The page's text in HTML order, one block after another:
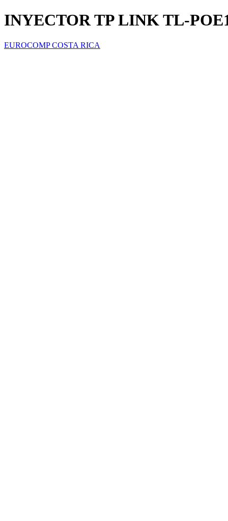
INYECTOR TP LINK TL-
EUROCOMP COSTA RICA